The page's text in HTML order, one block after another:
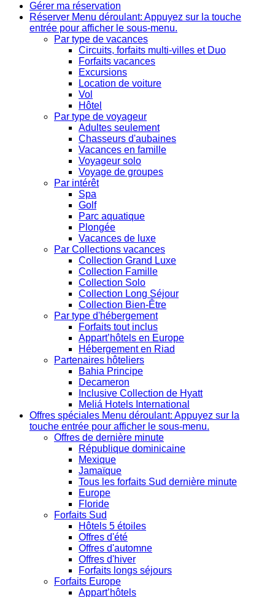
Gérer ma réservation
Réserver Menu déroulant: Appuyez sur la touche
entrée pour afficher le sous-menu.
Par type de vacances
Circuits, forfaits multi-villes et Duo
Forfaits vacances
Excursions
Location de voiture
Vol
Hôtel
Par type de voyageur
Adultes seulement
Chasseurs d'aubaines
Vacances en famille
Voyageur solo
Voyage de groupes
Par intérêt
Spa
Golf
Parc aquatique
Plongée
Vacances de luxe
Par Collections vacances
Collection Grand Luxe
Collection Famille
Collection Solo
Collection Long Séjour
Collection Bien-Être
Par type d'hébergement
Forfaits tout inclus
Appart’hôtels en Europe
Hébergement en Riad
Partenaires hôteliers
Bahia Principe
Decameron
Inclusive Collection de Hyatt
Meliá Hotels International
Offres spéciales Menu déroulant: Appuyez sur la
touche entrée pour afficher le sous-menu.
Offres de dernière minute
République dominicaine
Mexique
Jamaïque
Tous les forfaits Sud dernière minute
Europe
Floride
Forfaits Sud
Hôtels 5 étoiles
Offres d'été
Offres d'automne
Offres d'hiver
Forfaits longs séjours
Forfaits Europe
Appart’hôtels